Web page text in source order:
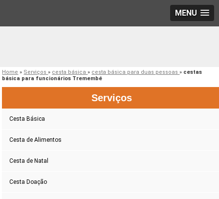
MENU
Home » Serviços» cesta básica» cesta básica para duas pessoas» cestas
básica para funcionários Tremembé
Serviços
Cesta Básica
Cesta de Alimentos
Cesta de Natal
Cesta Doação